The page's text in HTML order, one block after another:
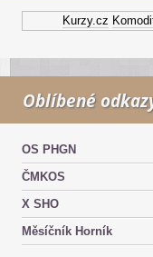
Kurzy.cz
Oblíbené
OS PHGN
ČMKOS
X SHO
Měsíčník Horník